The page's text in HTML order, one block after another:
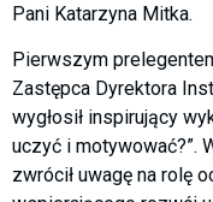
Pani Katarzyna Mitka.
Pierwszym
Zastępca Dyrektora
wygłosił inspirujący
uczyć i motywować?”.
zwrócił uwagę na rolę